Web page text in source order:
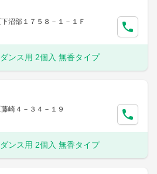
沼部１７５８－１－１Ｆ
ンス用 2個入 無香タイプ
崎４－３４－１９
ンス用 2個入 無香タイプ